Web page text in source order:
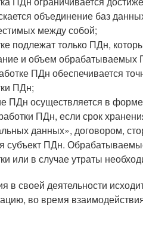
объединение баз
между собой;
подлежат только ПДн,
и объем обрабатываемых
ПДн обеспечивается
ПДн;
ПДн осуществляется в
ПДн, если срок
данных», договором,
субъект ПДн.
или в случае утраты
в своей деятельности
во время